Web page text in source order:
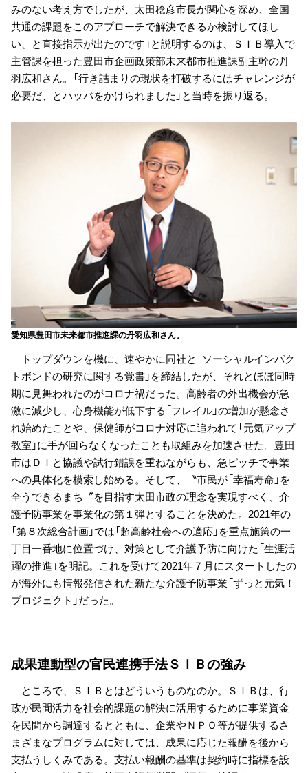
みのない考え方でしたが、太田稔彦市長が関心を深め、全国
共通の課題をこのアプローチで解決できるか検討してほし
い、と直接指示が出たのです」と説明するのは、ＳＩＢ導入で
主管課を担った豊田市企画政策部未来都市推進課副主幹の丹
羽広和さん。「行き詰まりの現状を打破するにはチャレンジが
必要だ、とハッパをかけられました」と当時を振り返る。
愛知県豊田市未来都市推進課の丹羽広和さん。
トップダウンを機に、速やかに同社と「ソーシャルインパク
トボンドの研究に関する覚書」を締結したが、それとほぼ同時
期に見舞われたのがコロナ禍だった。高齢者の外出機会が急
激に減少し、心身機能が低下する「フレイル」の増加が懸念さ
れ始めたことや、保健師がコロナ対応に追われて「元気アップ
教室」に手が回らなくなったことも取組みを加速させた。豊田
市はＤＩと協議や試行錯誤を重ねながらも、急ピッチで事業
への具体化を模索し始める。そして、〝市民が「幸福寿命」を
全うできるまち〞を目指す太田市政の理念を実現すべく、介
護予防事業を事業化の第１弾とすることを決めた。2021年の
「第８次総合計画」では「超高齢社会への適応」を重点施策の一
丁目一番地に位置づけ、対策として介護予防に向けた「生涯活
躍の推進」を明記。これを受けて2021年７月にスタートしたの
が海外にも情報発信された新たな介護予防事業「ずっと元気！
プロジェクト」だった。
成果連動型の官民連携手法ＳＩＢの強み
ところで、ＳＩＢとはどういうものなのか。ＳＩＢは、行
政が民間活力を社会的課題の解決に活用するために事業資金
を民間から調達するとともに、企業やＮＰＯ等が提供するさ
まざまなプログラムに対しては、成果に応じた報酬を後から
支払うしくみである。支払い報酬の基準は契約時に指標を設